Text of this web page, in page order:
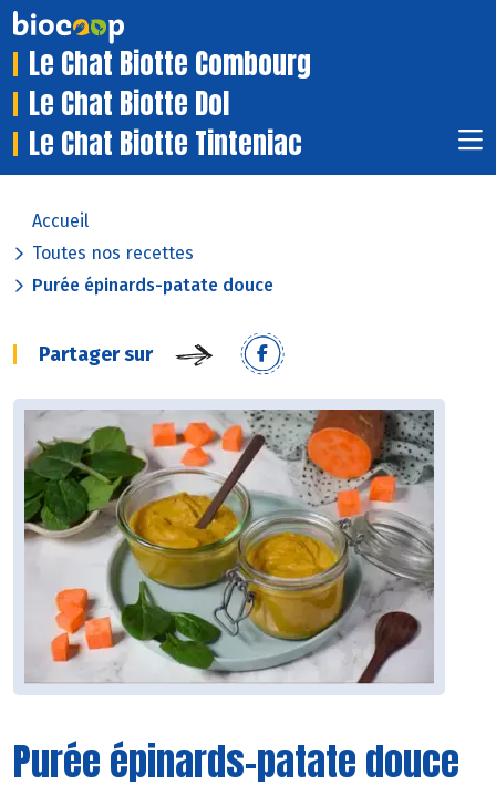
Le Chat Biotte Combourg
Le Chat Biotte Dol
Le Chat Biotte Tinteniac
Accueil
Toutes nos recettes
Purée épinards-patate douce
Partager sur
Purée épinards-patate douce